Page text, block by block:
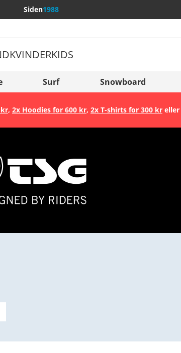
Siden1988
Gem
KVINDERKIDS
Surf Snowboard
, 2x Hoodies for 600 kr, 2x T-shirts for 300 kreller